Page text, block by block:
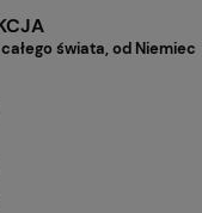
świata, od Niemiec